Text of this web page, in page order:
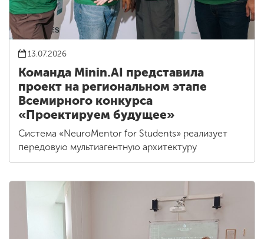
13.07.2026
Команда Minin.AI представила
проект на региональном этапе
Всемирного конкурса
«Проектируем будущее»
Система «NeuroMentor for Students» реализует
передовую мультиагентную архитектуру